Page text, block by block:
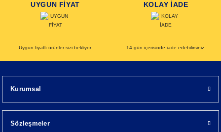
UYGUN FİYAT
Uygun fiyatlı ürünler sizi bekliyor.
KOLAY İADE
14 gün içerisinde iade edebilirsiniz.
Kurumsal
Sözleşmeler